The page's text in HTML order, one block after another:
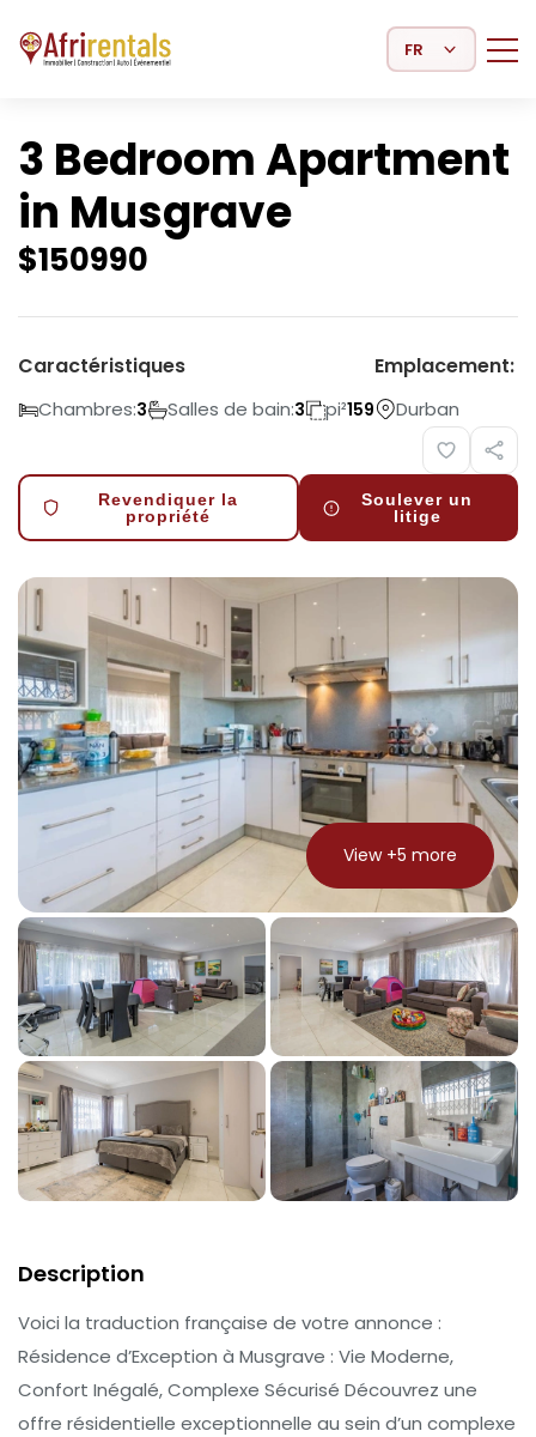
Select Language
3 Bedroom Apartment
in Musgrave
$150990
Caractéristiques
Chambres:3 Salles de bain:3 pi²159
Emplacement:
Durban
Revendiquer la
propriété
Soulever un
litige
View +5 more
Description
Voici la traduction française de votre annonce :
Résidence d’Exception à Musgrave : Vie Moderne,
Confort Inégalé, Complexe Sécurisé Découvrez une
offre résidentielle exceptionnelle au sein d’un complexe